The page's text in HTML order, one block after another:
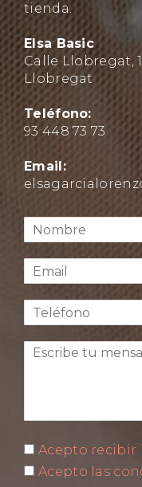
tienda.
Elsa Basic
Calle Llobregat,
Llobregat
Teléfono:
93 448 73 73
Email:
Acepto recibir
Acepto las